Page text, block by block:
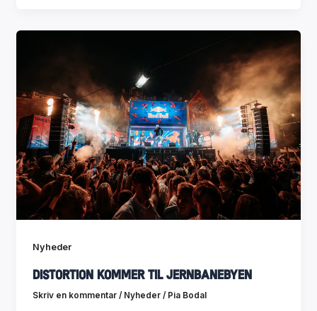
Nyheder
Distortion kommer til Jernbanebyen
Skriv en kommentar / Nyheder/ Pia Bodal